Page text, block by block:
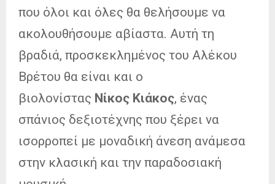
που όλοι και όλες θα θελήσουμε να
ακολουθήσουμε αβίαστα. Αυτή τη
βραδιά, προσκεκλημένος του Αλέκου
Βρέτου θα είναι και ο
βιολονίστας Νίκος Κιάκος, ένας
σπάνιος δεξιοτέχνης που ξέρει να
ισορροπεί με μοναδική άνεση ανάμεσα
στην κλασική και την παραδοσιακή